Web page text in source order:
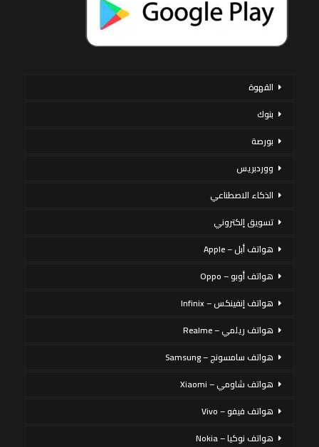
القهوة
بنوك
بورصة
ووردبريس
الذكاء الاصطناعي
تسويق إلكتروني
هواتف أبل – Apple
هواتف أوبو – Oppo
هواتف إنفينكس – Infinix
هواتف ريلمي – Realme
هواتف سامسونج – Samsung
هواتف شاومي – Xiaomi
هواتف فيفو – Vivo
هواتف نوكيا – Nokia